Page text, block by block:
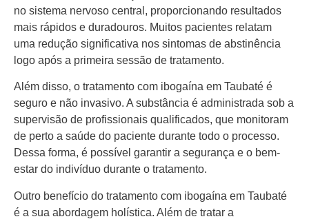
no sistema nervoso central, proporcionando resultados
mais rápidos e duradouros. Muitos pacientes relatam
uma redução significativa nos sintomas de abstinência
logo após a primeira sessão de tratamento.
Além disso, o tratamento com ibogaína em Taubaté é
seguro e não invasivo. A substância é administrada sob a
supervisão de profissionais qualificados, que monitoram
de perto a saúde do paciente durante todo o processo.
Dessa forma, é possível garantir a segurança e o bem-
estar do indivíduo durante o tratamento.
Outro benefício do tratamento com ibogaína em Taubaté
é a sua abordagem holística. Além de tratar a